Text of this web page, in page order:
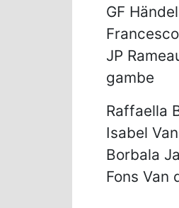
GF
JP
gambe
Raffaella
Isabel
Borbala
Fons Van